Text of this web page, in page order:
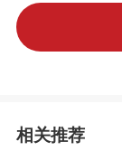
相关推荐